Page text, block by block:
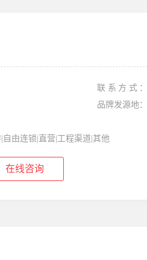
联系方式：
品牌发源地：
自由连锁|直营|工程渠道|其他
在线咨询